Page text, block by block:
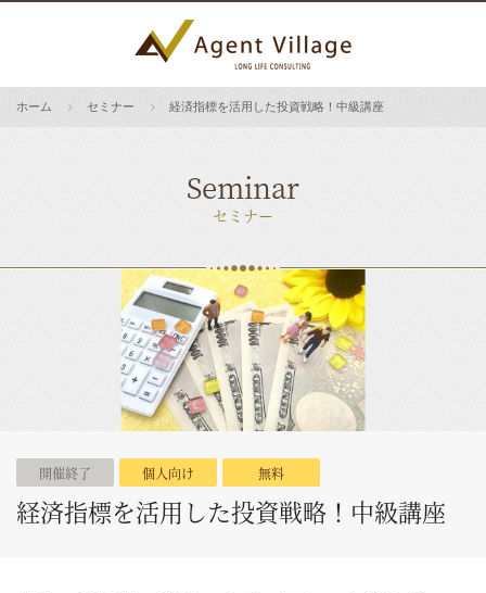
ホーム セミナー 経済指標を活用した投資戦略！中級講座
Seminar
セミナー
開催終了 個人向け 無料
経済指標を活用した投資戦略！中級講座